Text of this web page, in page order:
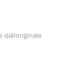
dall'originale